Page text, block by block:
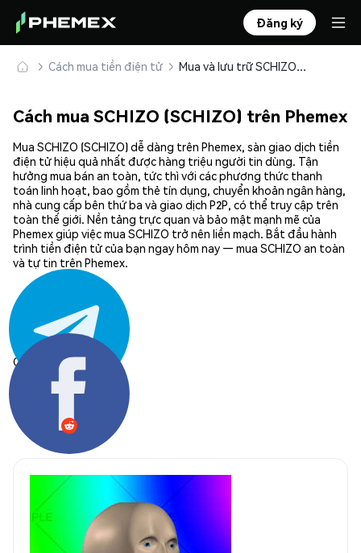
Đăng ký
Cách mua tiền điện tử Mua và lưu trữ SCHIZO (SCHIZO) an toàn
Cách mua SCHIZO (SCHIZO) trên Phemex
Mua SCHIZO (SCHIZO) dễ dàng trên Phemex, sàn giao dịch tiền
điện tử hiệu quả nhất được hàng triệu người tin dùng. Tận
hưởng mua bán an toàn, tức thì với các phương thức thanh
toán linh hoạt, bao gồm thẻ tín dụng, chuyển khoản ngân hàng,
nhà cung cấp bên thứ ba và giao dịch P2P, có thể truy cập trên
toàn thế giới. Nền tảng trực quan và bảo mật mạnh mẽ của
Phemex giúp việc mua SCHIZO trở nên liền mạch. Bắt đầu hành
trình tiền điện tử của bạn ngay hôm nay — mua SCHIZO an toàn
và tự tin trên Phemex.
Chia sẻ: